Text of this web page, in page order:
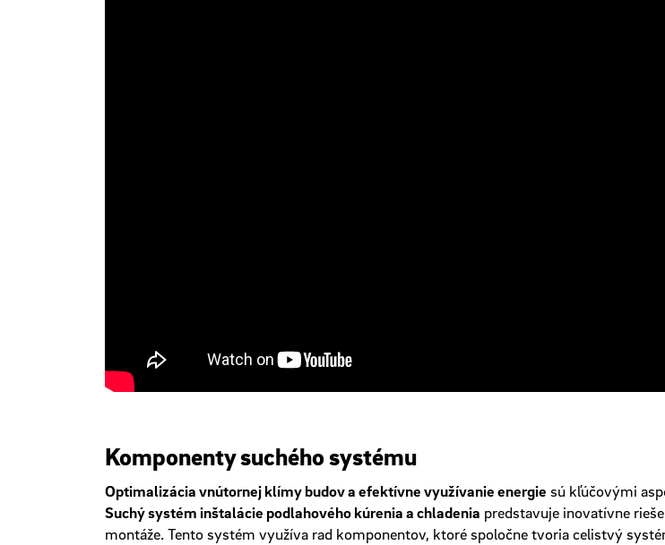
Komponenty suchého systému
Optimalizácia vnútornej klímy budov a efektívne využívanie energie sú kľúčovými
Suchý systém inštalácie podlahového kúrenia a chladenia predstavuje inovatívne
montáže. Tento systém využíva rad komponentov, ktoré spoločne tvoria celistvý